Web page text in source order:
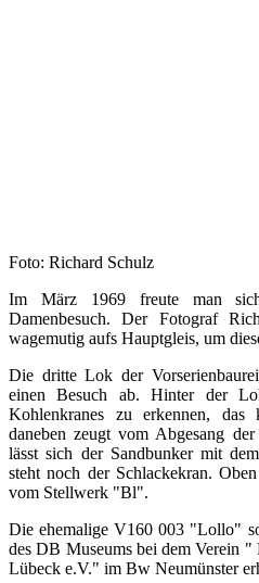
Foto: Richard Schulz
Im März 1969 freute man
Damenbesuch. Der Fotograf
wagemutig aufs Hauptgleis, um
Die dritte Lok der
einen Besuch ab. Hinter der
Kohlenkranes zu erkennen, das
daneben zeugt vom Abgesang
lässt sich der Sandbunker mit
steht noch der Schlackekran.
vom Stellwerk "Bl".
Die ehemalige V160 003 "Lollo"
des DB Museums bei dem Verein "
Lübeck e.V." im Bw Neumünster